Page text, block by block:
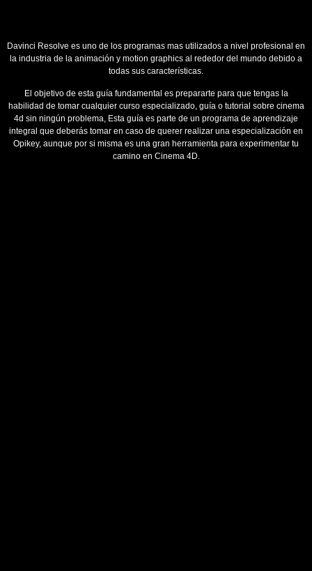
Davinci Resolve es uno de los programas mas utilizados a nivel profesional en
la industria de la animación y motion graphics al rededor del mundo debido a
todas sus características.
El objetivo de esta guía fundamental es prepararte para que tengas la
habilidad de tomar cualquier curso especializado, guía o tutorial sobre cinema
4d sin ningún problema, Esta guía es parte de un programa de aprendizaje
integral que deberás tomar en caso de querer realizar una especialización en
Opikey, aunque por si misma es una gran herramienta para experimentar tu
camino en Cinema 4D.